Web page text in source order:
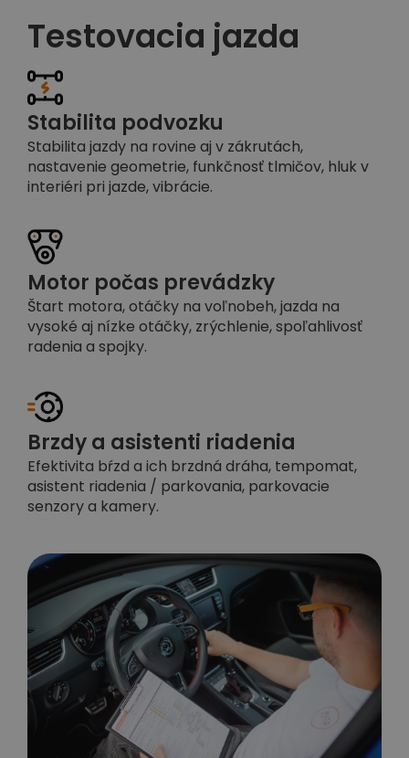
Testovacia jazda
Stabilita podvozku
Stabilita jazdy na rovine aj v zákrutách,
nastavenie geometrie, funkčnosť tlmičov, hluk v
interiéri pri jazde, vibrácie.
Motor počas prevádzky
Štart motora, otáčky na voľnobeh, jazda na
vysoké aj nízke otáčky, zrýchlenie, spoľahlivosť
radenia a spojky.
Brzdy a asistenti riadenia
Efektivita bŕzd a ich brzdná dráha, tempomat,
asistent riadenia / parkovania, parkovacie
senzory a kamery.